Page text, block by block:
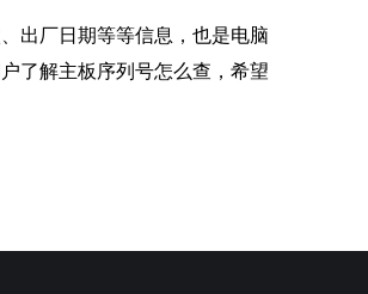
出厂日期等等信息，也是电脑
了解主板序列号怎么查，希望